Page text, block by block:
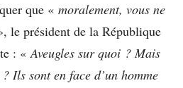
que « moralement, vous ne
le président de la République
: «Aveugles sur quoi ? Mais
Ils sont en face d’un homme